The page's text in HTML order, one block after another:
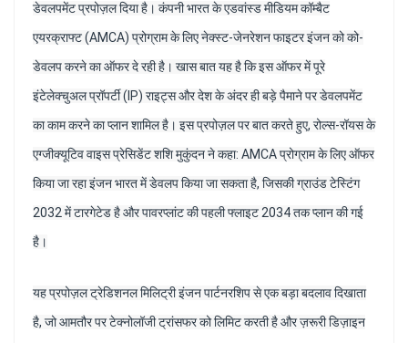
डेवलपमेंट प्रपोज़ल दिया है। कंपनी भारत के एडवांस्ड मीडियम कॉम्बैट
एयरक्राफ्ट (AMCA) प्रोग्राम के लिए नेक्स्ट-जेनरेशन फाइटर इंजन को को-
डेवलप करने का ऑफर दे रही है। खास बात यह है कि इस ऑफर में पूरे
इंटेलेक्चुअल प्रॉपर्टी (IP) राइट्स और देश के अंदर ही बड़े पैमाने पर डेवलपमेंट
का काम करने का प्लान शामिल है। इस प्रपोज़ल पर बात करते हुए, रोल्स-रॉयस के
एग्जीक्यूटिव वाइस प्रेसिडेंट शशि मुकुंदन ने कहा: AMCA प्रोग्राम के लिए ऑफर
किया जा रहा इंजन भारत में डेवलप किया जा सकता है, जिसकी ग्राउंड टेस्टिंग
2032 में टारगेटेड है और पावरप्लांट की पहली फ्लाइट 2034 तक प्लान की गई
है।
यह प्रपोज़ल ट्रेडिशनल मिलिट्री इंजन पार्टनरशिप से एक बड़ा बदलाव दिखाता
है, जो आमतौर पर टेक्नोलॉजी ट्रांसफर को लिमिट करती है और ज़रूरी डिज़ाइन